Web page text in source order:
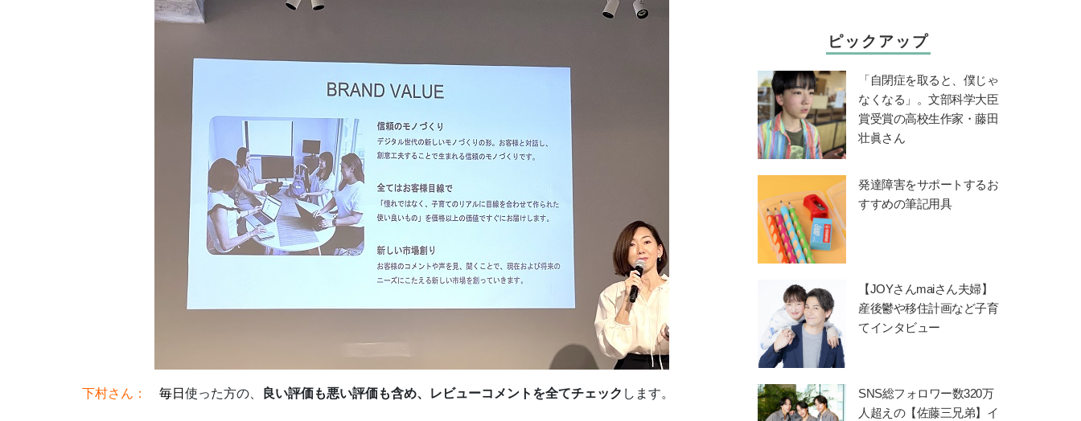
下村さん： 毎日 使った方の、 良い評価も悪い評価も含め、レビューコメントを全てチェック します。
ピックアップ
「自閉症を取ると、僕じゃ
なくなる」。文部科学大臣
賞受賞の高校生作家・藤田
壮眞さん
発達障害をサポートするお
すすめの筆記用具
【JOYさんmaiさん夫婦】
産後鬱や移住計画など子育
てインタビュー
SNS総フォロワー数320万
人超えの【佐藤三兄弟】イ